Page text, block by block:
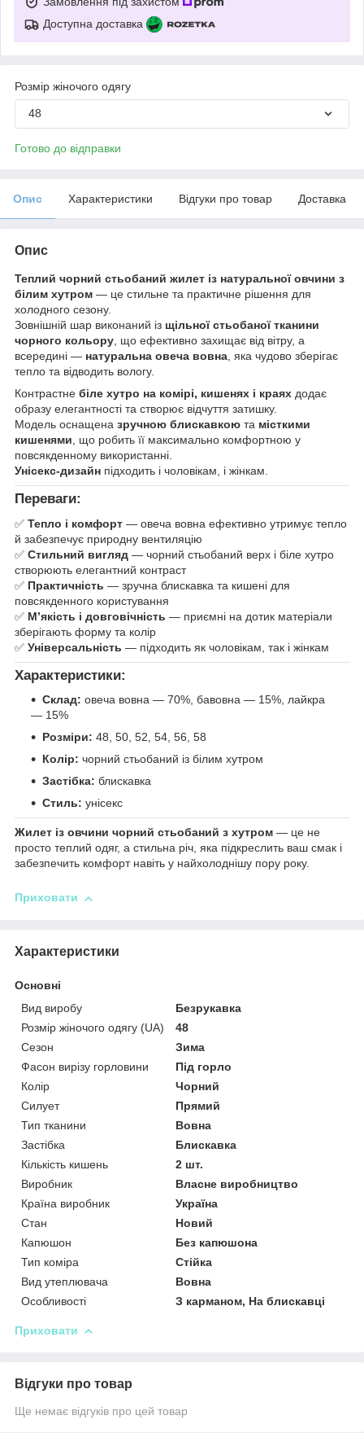
Доступна доставка
Розмір жіночого одягу
48
Готово до відправки
Опис Характеристики Відгуки про товар Доставка
Опис
Теплий чорний стьобаний жилет із натуральної овчини з
білим хутром — це стильне та практичне рішення для
холодного сезону.
Зовнішній шар виконаний із щільної стьобаної тканини
чорного кольору , що ефективно захищає від вітру, а
всередині — натуральна овеча вовна , яка чудово зберігає
тепло та відводить вологу.
Контрастне біле хутро на комірі, кишенях і краях додає
образу елегантності та створює відчуття затишку.
Модель оснащена зручною блискавкою та місткими
кишенями , що робить її максимально комфортною у
повсякденному використанні.
Унісекс-дизайн підходить і чоловікам, і жінкам.
Переваги:
✅ Тепло і комфорт — овеча вовна ефективно утримує тепло
й забезпечує природну вентиляцію
✅ Стильний вигляд — чорний стьобаний верх і біле хутро
створюють елегантний контраст
✅ Практичність — зручна блискавка та кишені для
повсякденного користування
✅ М’якість і довговічність — приємні на дотик матеріали
зберігають форму та колір
✅ Універсальність — підходить як чоловікам, так і жінкам
Характеристики:
Склад: овеча вовна — 70%, бавовна — 15%, лайкра
— 15%
Розміри: 48, 50, 52, 54, 56, 58
Колір: чорний стьобаний із білим хутром
Застібка: блискавка
Стиль: унісекс
Жилет із овчини чорний стьобаний з хутром — це не
просто теплий одяг, а стильна річ, яка підкреслить ваш смак і
забезпечить комфорт навіть у найхолоднішу пору року.
Приховати
Характеристики
Основні
Вид виробу
Безрукавка
Розмір жіночого одягу (UA)
48
Сезон
Зима
Фасон вирізу горловини
Під горло
Колір
Чорний
Силует
Прямий
Тип тканини
Вовна
Застібка
Блискавка
Кількість кишень
2 шт.
Виробник
Власне виробництво
Країна виробник
Україна
Стан
Новий
Капюшон
Без капюшона
Тип коміра
Стійка
Вид утеплювача
Вовна
Особливості
З карманом, На блискавці
Приховати
Відгуки про товар
Ще немає відгуків про цей товар